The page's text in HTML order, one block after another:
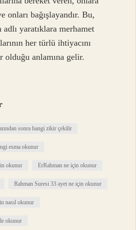
onları bağışlayandır. Bu,
adlı yaratıklara merhamet
her türlü ihtiyacını
olduğu anlamına gelir.
sonra hangi zikir çekilir
esma okunur
okunur ErRahman ne için okunur
Rahman Suresi 33 ayet ne için okunur
nasıl okunur
okunur